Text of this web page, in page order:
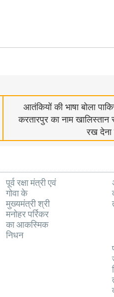
आतंकियों की भाषा बोला
करतारपुर का नाम
रख देना
पूर्व रक्षा मंत्री एवं
गोवा के
मुख्यमंत्री श्री
मनोहर पर्रिकर
का आकस्मिक
निधन